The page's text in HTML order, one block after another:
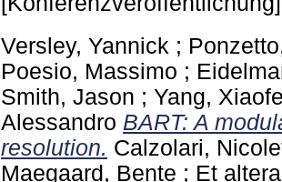
Versley, Yannick ;
Poesio, Massimo ;
Smith, Jason ; Yang,
Alessandro BART: A
resolution. Calzolari,
Maegaard, Bente ; Et